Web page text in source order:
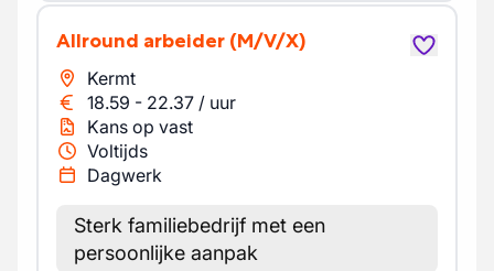
Allround arbeider (M/V/X)
Kermt
18.59 - 22.37 / uur
Kans op vast
Voltijds
Dagwerk
Sterk familiebedrijf met een
persoonlijke aanpak